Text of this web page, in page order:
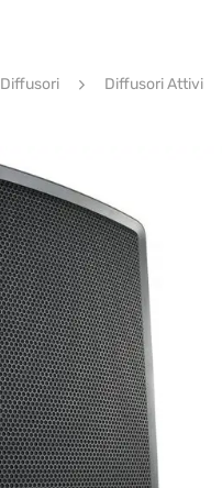
Diffusori Diffusori Attivi